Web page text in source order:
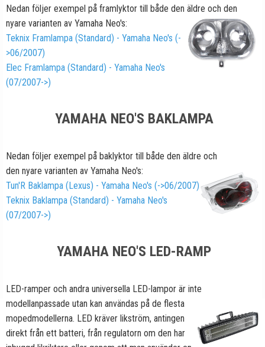
Nedan följer exempel på framlyktor till både den äldre och den
nyare varianten av Yamaha Neo's:
Teknix Framlampa (Standard) - Yamaha Neo's (-
>06/2007)
Elec Framlampa (Standard) - Yamaha Neo's
(07/2007->)
YAMAHA NEO'S BAKLAMPA
Nedan följer exempel på baklyktor till både den äldre och
den nyare varianten av Yamaha Neo's:
Tun'R Baklampa (Lexus) - Yamaha Neo's (->06/2007)
Teknix Baklampa (Standard) - Yamaha Neo's
(07/2007->)
YAMAHA NEO'S LED-RAMP
LED-ramper och andra universella LED-lampor är inte
modellanpassade utan kan användas på de flesta
mopedmodellerna. LED kräver likström, antingen
direkt från ett batteri, från regulatorn om den har